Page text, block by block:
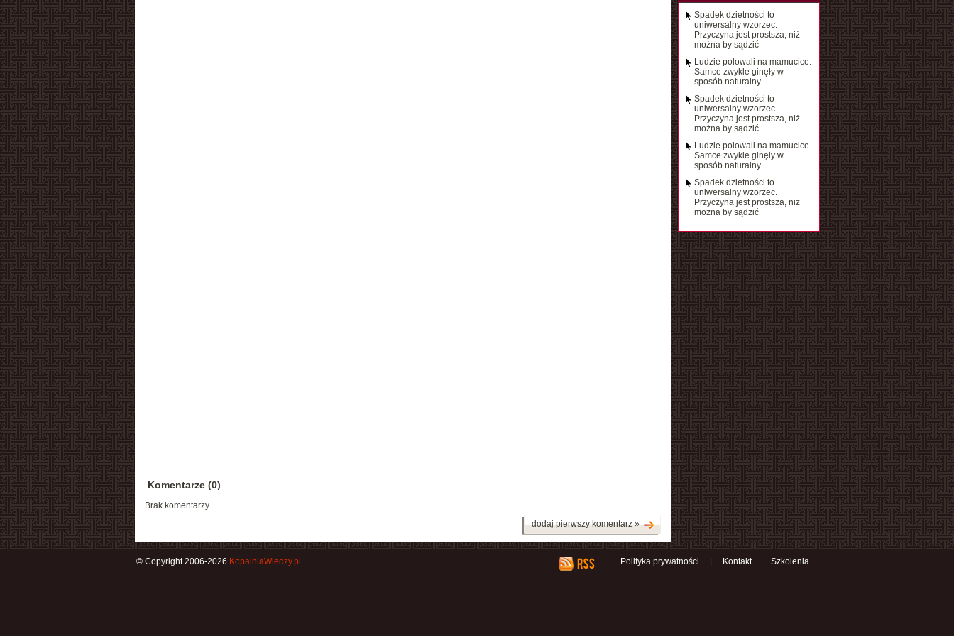
Komentarze (0)
Brak komentarzy
dodaj pierwszy komentarz »
Spadek dzietności to
uniwersalny wzorzec.
Przyczyna jest prostsza, niż
można by sądzić
Ludzie polowali na mamucice.
Samce zwykle ginęły w
sposób naturalny
Spadek dzietności to
uniwersalny wzorzec.
Przyczyna jest prostsza, niż
można by sądzić
Ludzie polowali na mamucice.
Samce zwykle ginęły w
sposób naturalny
Spadek dzietności to
uniwersalny wzorzec.
Przyczyna jest prostsza, niż
można by sądzić
Polityka prywatności Kontakt Szkolenia
© Copyright 2006-2026 KopalniaWiedzy.pl